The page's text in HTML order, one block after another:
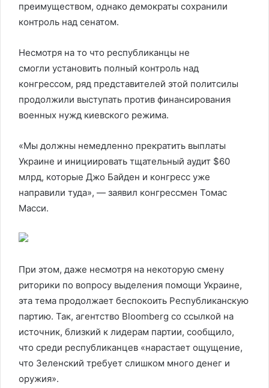
преимуществом, однако демократы сохранили
контроль над сенатом.
Несмотря на то что республиканцы не
смогли установить полный контроль над
конгрессом, ряд представителей этой политсилы
продолжили выступать против финансирования
военных нужд киевского режима.
«Мы должны немедленно прекратить выплаты
Украине и инициировать тщательный аудит $60
млрд, которые Джо Байден и конгресс уже
направили туда», — заявил конгрессмен Томас
Масси.
При этом, даже несмотря на некоторую смену
риторики по вопросу выделения помощи Украине,
эта тема продолжает беспокоить Республиканскую
партию. Так, агентство Bloomberg со ссылкой на
источник, близкий к лидерам партии, сообщило,
что среди республиканцев «нарастает ощущение,
что Зеленский требует слишком много денег и
оружия».